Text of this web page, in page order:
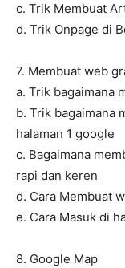
c. Trik Membuat
d. Trik Onpage di
7. Membuat web
a. Trik bagaimana
b. Trik bagaimana
halaman 1 google
c. Bagaimana
rapi dan keren
d. Cara Membuat
e. Cara Masuk di
8. Google Map